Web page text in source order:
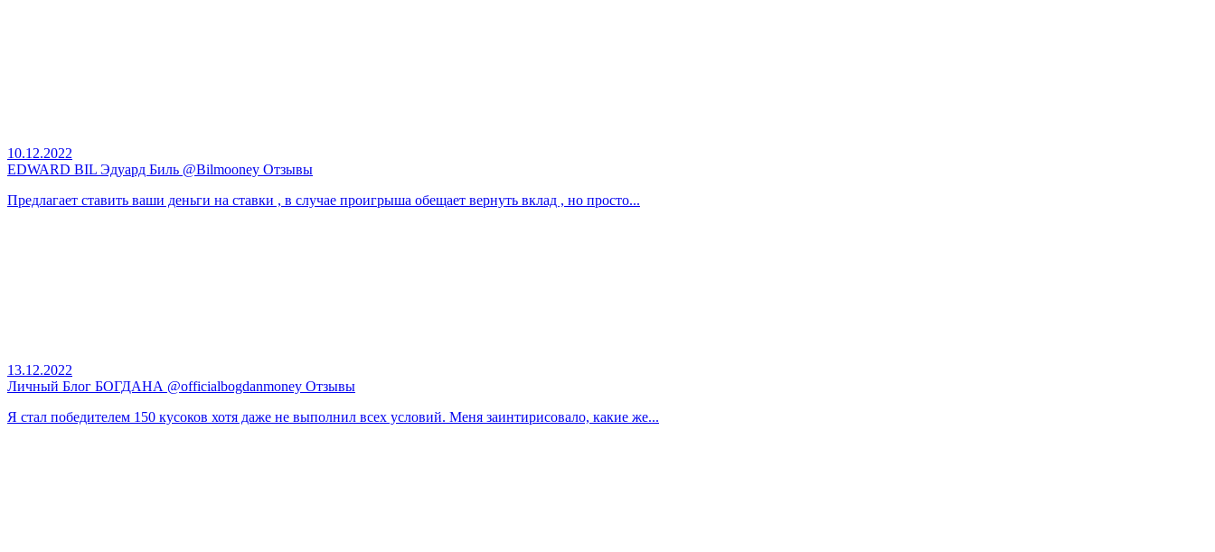
10.12.2022
EDWARD BIL Эдуард Биль @Bilmooney Отзывы
Предлагает ставить ваши деньги на ставки , в случае проигрыша обещает вернуть вклад , но просто...
13.12.2022
Личный Блог БОГДАНА @officialbogdanmoney Отзывы
Я стал победителем 150 кусоков хотя даже не выполнил всех условий. Меня заинтирисовало, какие же...